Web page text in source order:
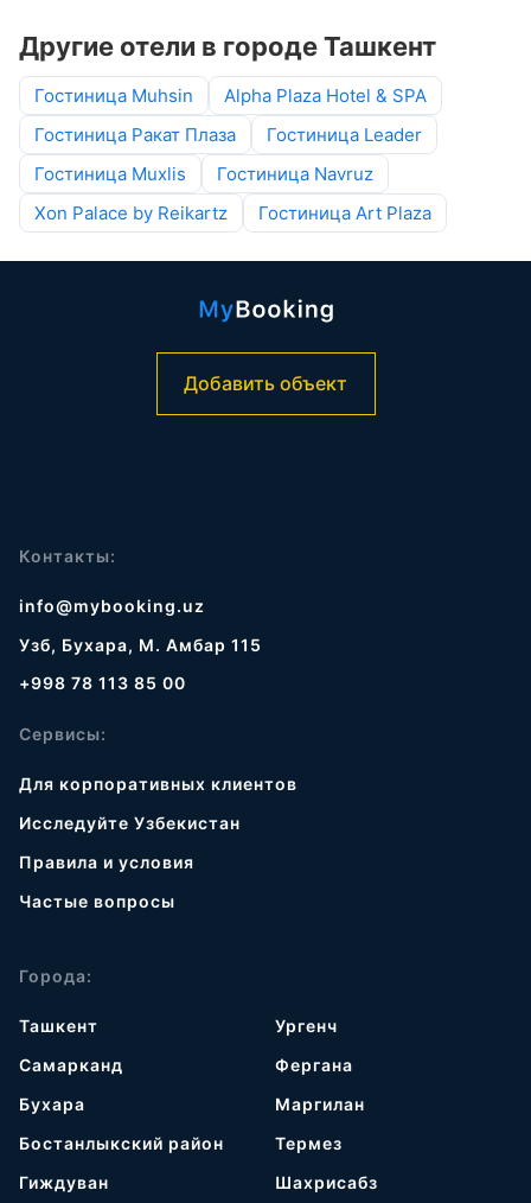
Другие отели в городе Ташкент
Гостиница Muhsin
Alpha Plaza Hotel & SPA
Гостиница Ракат Плаза
Гостиница Leader
Гостиница Muxlis
Гостиница Navruz
Xon Palace by Reikartz
Гостиница Art Plaza
Добавить объект
Контакты:
info@mybooking.uz
Узб, Бухара, М. Амбар 115
+998 78 113 85 00
Сервисы:
Для корпоративных клиентов
Исследуйте Узбекистан
Правила и условия
Частые вопросы
Города:
Ташкент
Самарканд
Бухара
Бостанлыкский район
Гиждуван
Ургенч
Фергана
Маргилан
Термез
Шахрисабз